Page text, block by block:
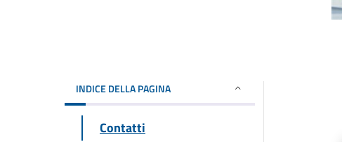
INDICE DELLA PAGINA
Contatti